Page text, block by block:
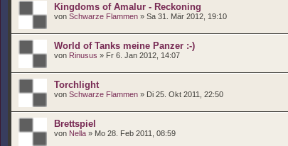
Kingdoms of Amalur - Reckoning
von Schwarze Flammen » Sa 31. Mär 2012, 19:10
World of Tanks meine Panzer :-)
von Rinusus » Fr 6. Jan 2012, 14:07
Torchlight
von Schwarze Flammen » Di 25. Okt 2011, 22:50
Brettspiel
von Nella » Mo 28. Feb 2011, 08:59